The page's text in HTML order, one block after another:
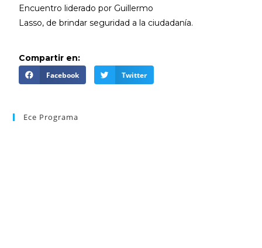
Encuentro liderado por Guillermo
Lasso, de brindar seguridad a la ciudadanía.
Compartir en:
Facebook Twitter
Ece Programa